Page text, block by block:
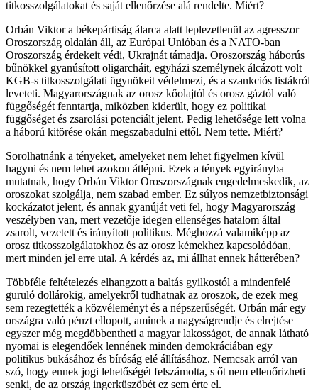
titkosszolgálatokat és saját ellenőrzése alá rendelte. Miért?
Orbán Viktor a békepártiság álarca alatt leplezetlenül az agresszor
Oroszország oldalán áll, az Európai Unióban és a NATO-ban
Oroszország érdekeit védi, Ukrajnát támadja. Oroszország háborús
bűnökkel gyanúsított oligarcháit, egyházi személynek álcázott volt
KGB-s titkosszolgálati ügynökeit védelmezi, és a szankciós listákról
leveteti. Magyarországnak az orosz kőolajtól és orosz gáztól való
függőségét fenntartja, miközben kiderült, hogy ez politikai
függőséget és zsarolási potenciált jelent. Pedig lehetősége lett volna
a háború kitörése okán megszabadulni ettől. Nem tette. Miért?
Sorolhatnánk a tényeket, amelyeket nem lehet figyelmen kívül
hagyni és nem lehet azokon átlépni. Ezek a tények egyirányba
mutatnak, hogy Orbán Viktor Oroszországnak engedelmeskedik, az
oroszokat szolgálja, nem szabad ember. Ez súlyos nemzetbiztonsági
kockázatot jelent, és annak gyanúját veti fel, hogy Magyarország
veszélyben van, mert vezetője idegen ellenséges hatalom által
zsarolt, vezetett és irányított politikus. Méghozzá valamiképp az
orosz titkosszolgálatokhoz és az orosz kémekhez kapcsolódóan,
mert minden jel erre utal. A kérdés az, mi állhat ennek hátterében?
Többféle feltételezés elhangzott a baltás gyilkostól a mindenfelé
guruló dollárokig, amelyekről tudhatnak az oroszok, de ezek meg
sem rezegtették a közvéleményt és a népszerűségét. Orbán már egy
országra való pénzt ellopott, aminek a nagyságrendje és elrejtése
egyszer még megdöbbentheti a magyar lakosságot, de annak látható
nyomai is elegendőek lennének minden demokráciában egy
politikus bukásához és bíróság elé állításához. Nemcsak arról van
szó, hogy ennek jogi lehetőségét felszámolta, s őt nem ellenőrizheti
senki, de az ország ingerküszöbét ez sem érte el.